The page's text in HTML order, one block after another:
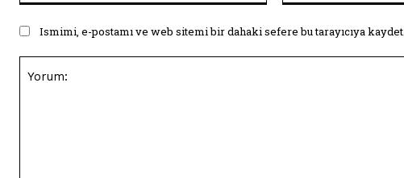
Ismimi, e-postamı ve web sitemi bir dahaki sefere bu tarayıcıya kaydet.